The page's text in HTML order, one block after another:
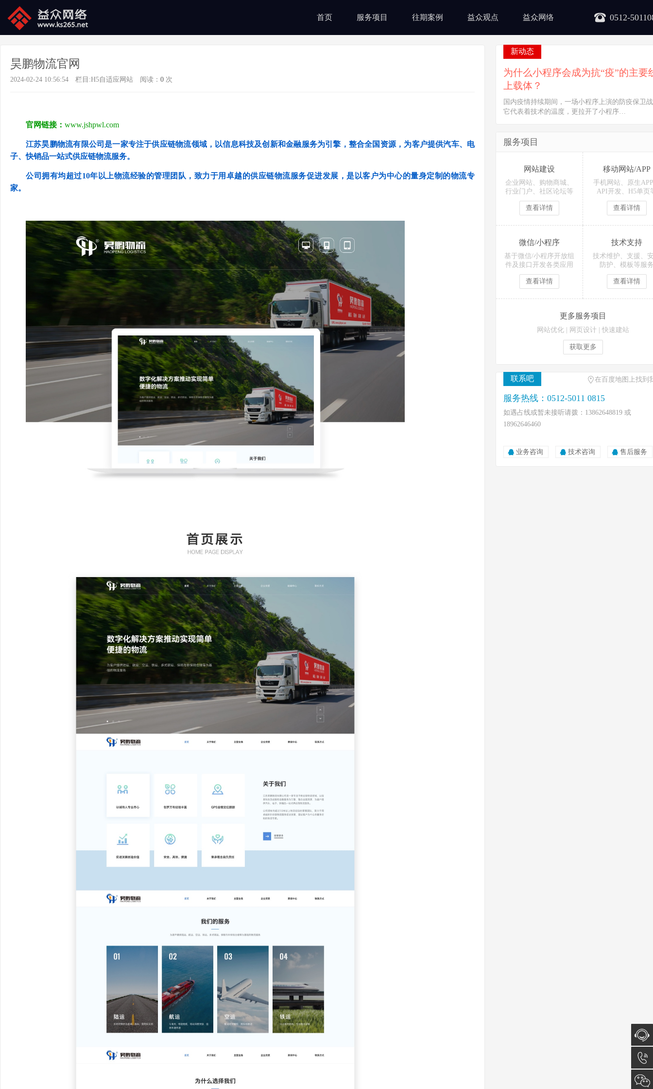
0512-
首页 服务项目 往期案例 益众观点 益众网络
昊鹏物流官网
2024-02-24 10:56:54 栏目:H5自适应网站 阅读： 0 次
官网链接： www.jshpwl.com
江苏昊鹏物流有限公司是一家专注于供应链物流领域，以信息科技及创新和金融服务为引擎，整合全国资源，为客户提供汽车、电
子、快销品一站式供应链物流服务。
公司拥有均超过10年以上物流经验的管理团队，致力于用卓越的供应链物流服务促进发展，是以客户为中心的量身定制的物流专
家。
新动态
为什么小程序会成为抗“疫”的主要
上载体？
国内疫情持续期间，一场小程序上演的防疫保卫
它代表着技术的温度，更拉开了小程序…
服务项目
网站建设
企业网站、购物商城、
行业门户、社区论坛等
查看详情
移动网站/APP
手机网站、原生
API开发、H5单页
查看详情
微信/小程序
基于微信/小程序开放组
件及接口开发各类应用
查看详情
技术支持
技术维护、支援、
防护、模板等服
查看详情
更多服务项目
网站优化 网页设计 快速建站
获取更多
联系吧 在百度地图上找到
服务热线：0512-5011 0815
如遇占线或暂未接听请拨：13862648819 或
18962646460
业务咨询 技术咨询 售后服务
在线咨
询
0512-